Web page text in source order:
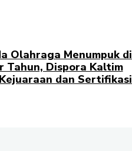
Olahraga Menumpuk di
Tahun, Dispora Kaltim
dan Sertifikasi